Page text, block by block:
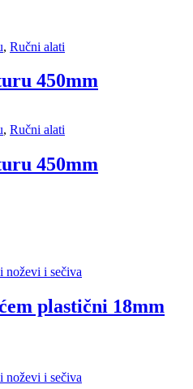
, Ručni alati
450mm
, Ručni alati
450mm
noževi i sečiva
plastični 18mm
noževi i sečiva